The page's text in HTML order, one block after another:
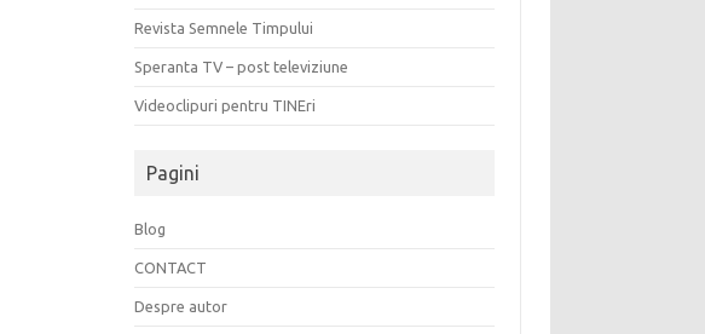
Revista Semnele Timpului
Speranta TV – post televiziune
Videoclipuri pentru TINEri
Pagini
Blog
CONTACT
Despre autor